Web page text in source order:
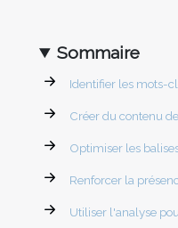
Sommaire
Identifier les mots-
Créer du contenu
Optimiser les
Renforcer la
Utiliser l'analyse